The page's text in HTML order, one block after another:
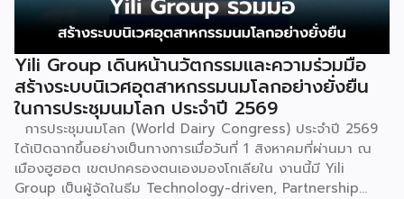
Thailand & Thailand E-Commerce Selection Expo
(TESE 2026) เป็นเวทีแสดงธุรกิจแฟรนไชส์และโซลูชั่นส์แบบครบ
วงจร […]
Yili Group เดินหน้านวัตกรรมและความร่วมมือ
สร้างระบบนิเวศอุตสาหกรรมนมโลกอย่างยั่งยืน
ในการประชุมนมโลก ประจำปี 2569
การประชุมนมโลก (World Dairy Congress) ประจำปี 2569
ได้เปิดฉากขึ้นอย่างเป็นทางการเมื่อวันที่ 1 สิงหาคมที่ผ่านมา ณ
เมืองฮูฮอต เขตปกครองตนเองมองโกเลียใน งานนี้มี Yili
Group เป็นผู้จัดในธีม Technology-driven, Partnership